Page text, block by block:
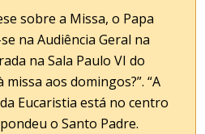
sobre a Missa, o Papa
na Audiência Geral na
na Sala Paulo VI do
aos domingos?”. “A
Eucaristia está no centro
o Santo Padre.